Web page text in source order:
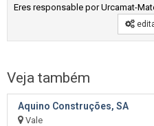
Eres responsable por Urcamat-
Veja também
Aquino Construções, SA
Vale